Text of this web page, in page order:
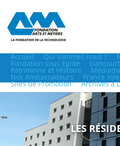
Accueil Qui sommes nous ?
Fondation sous Egide Liancourt
Patrimoine et Histoire
Nos Ambassadeurs France
Sites de Promotion Archives à
LES